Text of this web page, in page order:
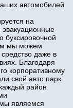
автомобилей
на
эвакуационные
буксировочной
мы можем
средство даже в
Благодаря
корпоративному
свой авто парк
район
являемся